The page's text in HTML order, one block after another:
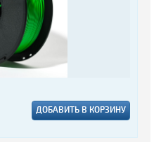
ДОБАВИТЬ В КОРЗИНУ